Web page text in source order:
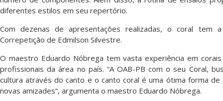
diferentes estilos em seu repertório.
Com dezenas de apresentações realizadas, o coral tem
Correpetição de Edmilson Silvestre.
O maestro Eduardo Nóbrega tem vasta experiência em
profissionais da área no país. “A OAB-PB com o seu Coral,
cultura através do canto e o canto coral é uma ótima forma
novas amizades”, argumenta o maestro Eduardo Nóbrega.